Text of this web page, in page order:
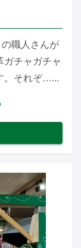
職人さんが
チャガチャ
。それぞ…...